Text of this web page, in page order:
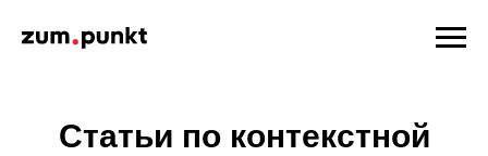
Статьи по контекстной